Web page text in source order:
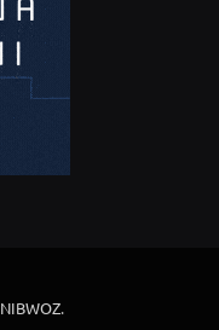
NIBWOZ.